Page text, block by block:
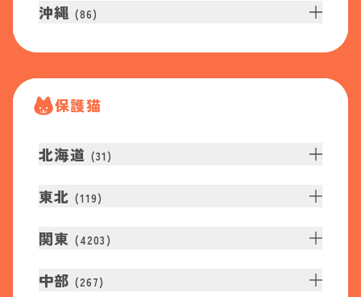
沖縄 (86)
保護猫
北海道 (31 )
東北 (119)
関東 (4203 )
中部 (267)